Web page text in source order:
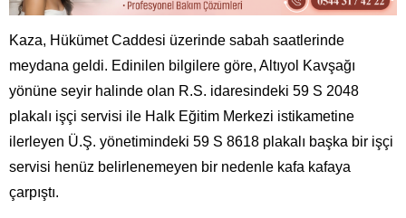
Kaza, Hükümet Caddesi üzerinde sabah saatlerinde
meydana geldi. Edinilen bilgilere göre, Altıyol Kavşağı
yönüne seyir halinde olan R.S. idaresindeki 59 S 2048
plakalı işçi servisi ile Halk Eğitim Merkezi istikametine
ilerleyen Ü.Ş. yönetimindeki 59 S 8618 plakalı başka bir işçi
servisi henüz belirlenemeyen bir nedenle kafa kafaya
çarpıştı.